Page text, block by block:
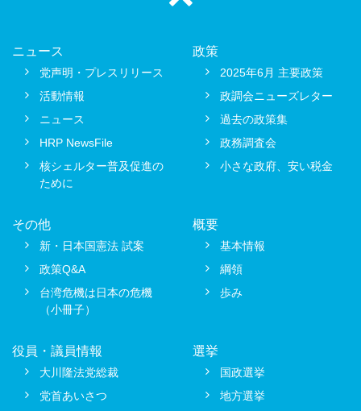
ニュース
党声明・プレスリリース
活動情報
ニュース
HRP NewsFile
核シェルター普及促進の
ために
政策
2025年6月 主要政策
政調会ニューズレター
過去の政策集
政務調査会
小さな政府、安い税金
その他
新・日本国憲法 試案
政策Q&A
台湾危機は日本の危機
（小冊子）
概要
基本情報
綱領
歩み
役員・議員情報
大川隆法党総裁
党首あいさつ
選挙
国政選挙
地方選挙